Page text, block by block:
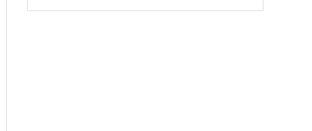
响；<&list>3.稳定器的转向胶套和球头